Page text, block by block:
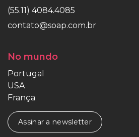
(55.11) 4084.4085
contato@soap.com.br
No mundo
Portugal
USA
França
Assinar a newsletter